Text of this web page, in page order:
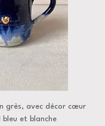
grès, avec décor cœur
bleu et blanche